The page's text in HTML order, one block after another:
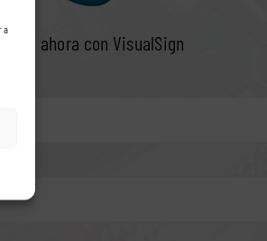
a
ahora con VisualSign